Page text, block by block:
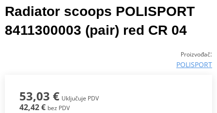
Radiator scoops POLISPORT
8411300003 (pair) red CR 04
Proizvođač:
POLISPORT
53,03 € Uključuje PDV
42,42 € bez PDV